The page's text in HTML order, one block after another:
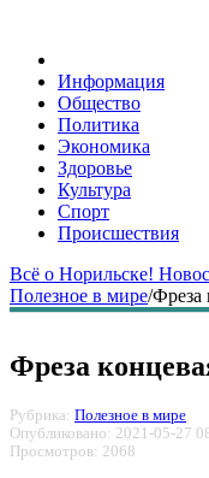
Информация
Общество
Политика
Экономика
Здоровье
Культура
Спорт
Происшествия
Всё о Норильске!
Полезное в мире/Фреза
Фреза
Рубрика: Полезное в мире
Опубликовано: 2021-05-27
Просмотров: 2068